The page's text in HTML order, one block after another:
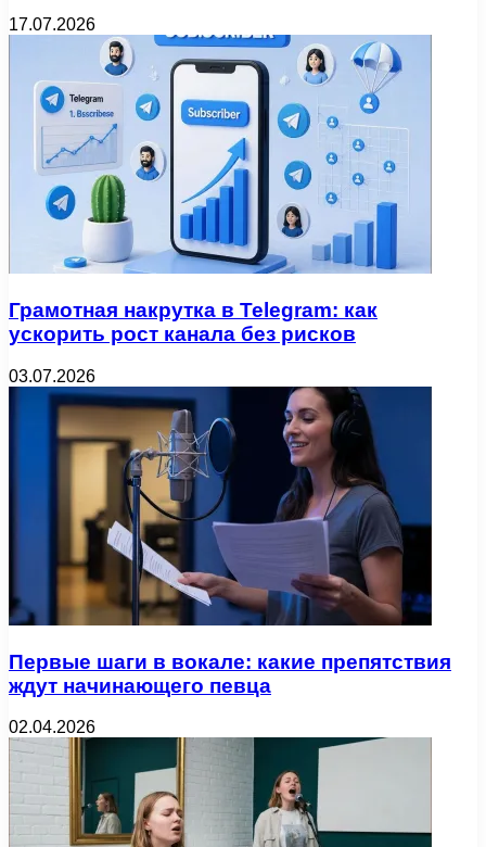
17.07.2026
Грамотная накрутка в Telegram: как
ускорить рост канала без рисков
03.07.2026
Первые шаги в вокале: какие препятствия
ждут начинающего певца
02.04.2026